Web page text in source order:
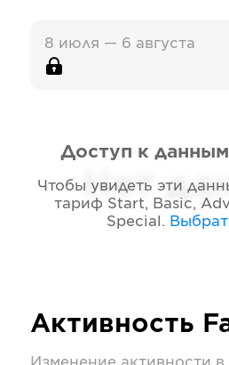
8 июля — 6 августа
Нет
Доступ к
Чтобы увидеть эти
тариф Start, Basic,
Special .
Активность